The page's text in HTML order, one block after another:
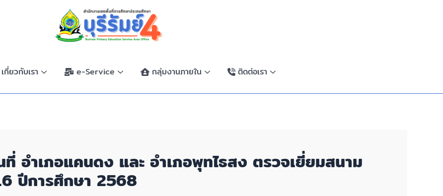
เกี่ยวกับเรา e-Service กลุ่มงานภายใน ติดต่อเรา
อำเภอแคนดง และ อำเภอพุทไธสง ตรวจเยี่ยมสนาม
ปีการศึกษา 2568